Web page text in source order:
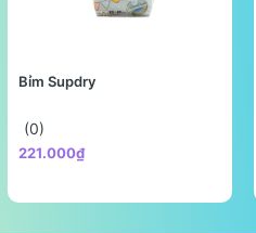
Bỉm Supdry
(0)
221.000₫